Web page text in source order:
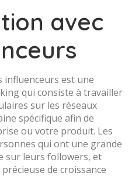
avec
influenceurs est une
qui consiste à travailler
sur les réseaux
spécifique afin de
ou votre produit. Les
qui ont une grande
sur leurs followers, et
de croissance